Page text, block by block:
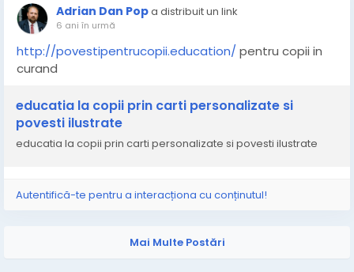
Adrian Dan Popa distribuit un link
6 ani în urmă
http://povestipentrucopii.education/ pentru copii in
curand
educatia la copii prin carti personalizate si
povesti ilustrate
educatia la copii prin carti personalizate si povesti ilustrate
Autentifică-te pentru a interacționa cu conținutul!
Mai Multe Postări